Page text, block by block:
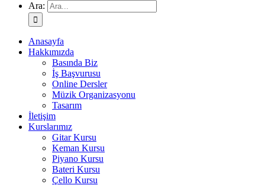
Ara:
Anasayfa
Hakkımızda
Basında Biz
İş Başvurusu
Online Dersler
Müzik Organizasyonu
Tasarım
İletişim
Kurslarımız
Gitar Kursu
Keman Kursu
Piyano Kursu
Bateri Kursu
Çello Kursu